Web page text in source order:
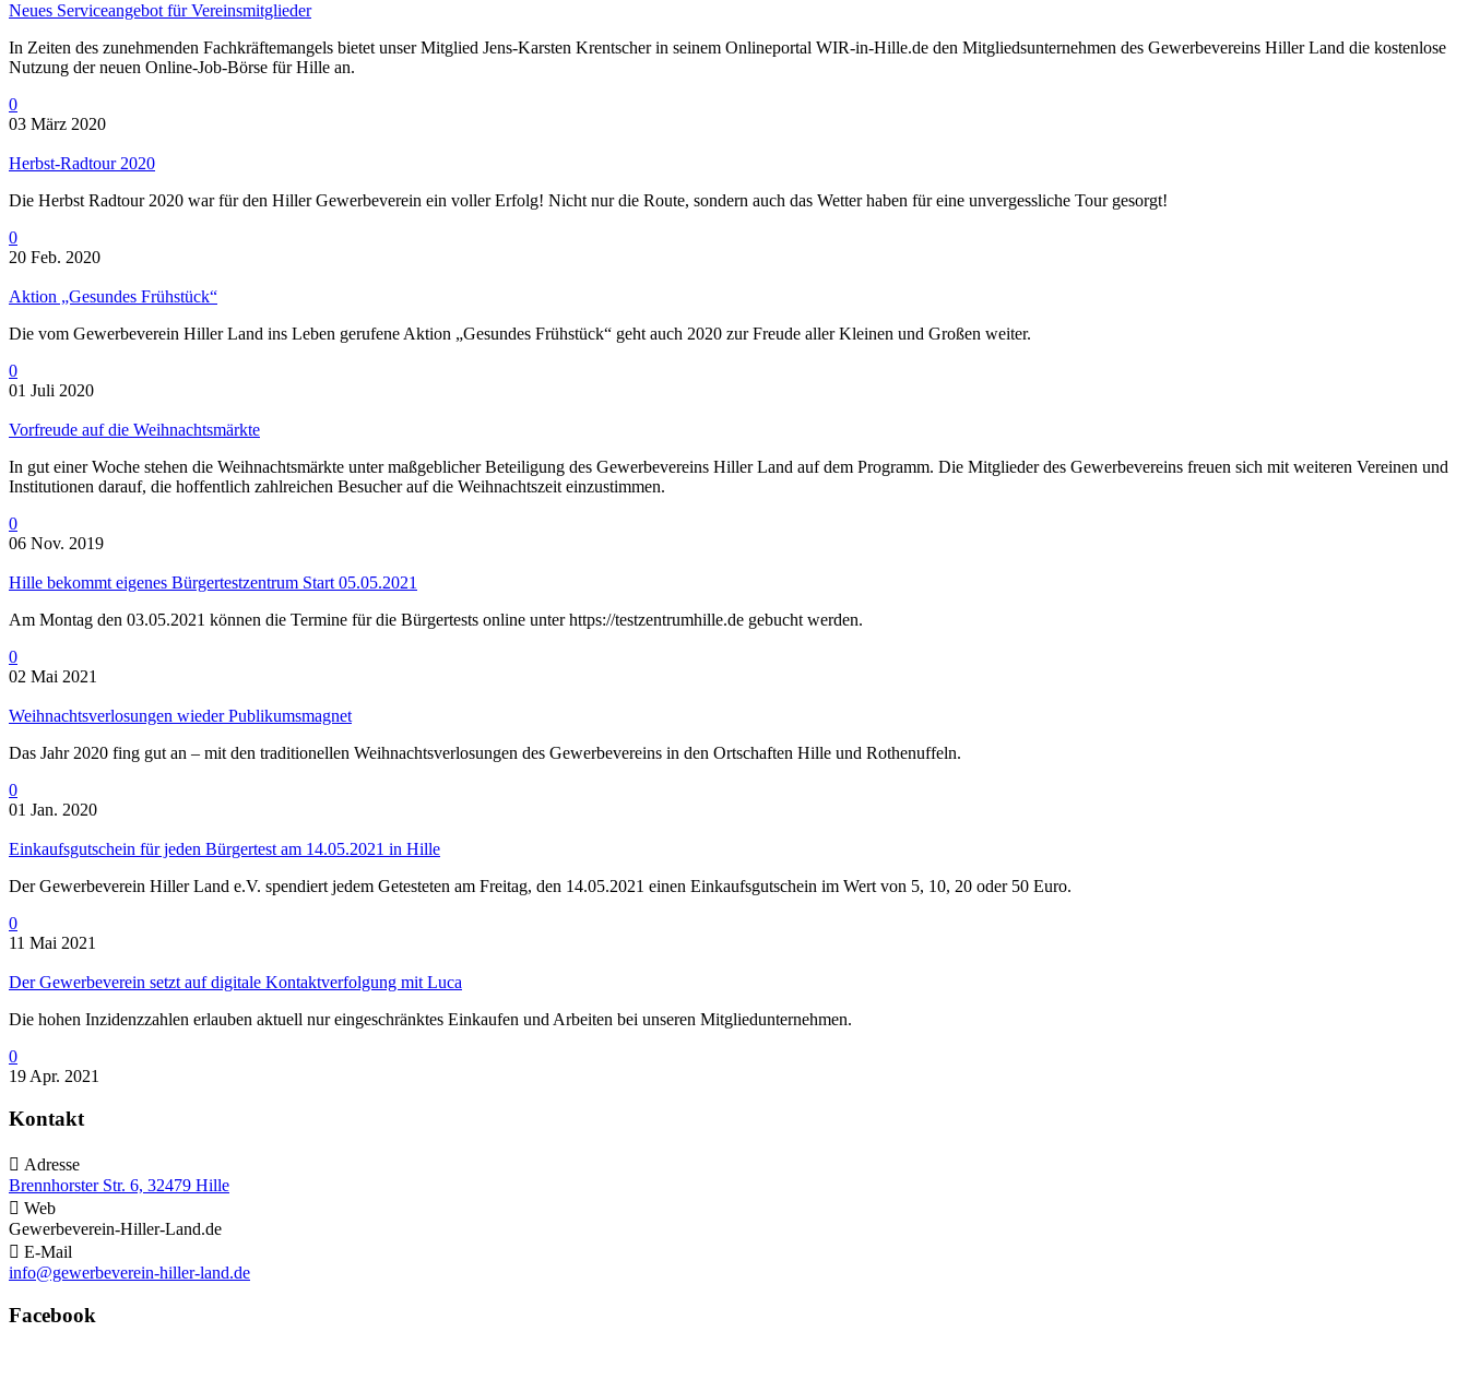
Neues Serviceangebot für Vereinsmitglieder
In Zeiten des zunehmenden Fachkräftemangels bietet unser Mitglied Jens-Karsten Krentscher in seinem Onlineportal WIR-in-Hille.de den Mitgliedsunternehmen des Gewerbevereins Hiller Land die kostenlose
Nutzung der neuen Online-Job-Börse für Hille an.
0
03 März 2020
Herbst-Radtour 2020
Die Herbst Radtour 2020 war für den Hiller Gewerbeverein ein voller Erfolg! Nicht nur die Route, sondern auch das Wetter haben für eine unvergessliche Tour gesorgt!
0
20 Feb. 2020
Aktion „Gesundes Frühstück“
Die vom Gewerbeverein Hiller Land ins Leben gerufene Aktion „Gesundes Frühstück“ geht auch 2020 zur Freude aller Kleinen und Großen weiter.
0
01 Juli 2020
Vorfreude auf die Weihnachtsmärkte
In gut einer Woche stehen die Weihnachtsmärkte unter maßgeblicher Beteiligung des Gewerbevereins Hiller Land auf dem Programm. Die Mitglieder des Gewerbevereins freuen sich mit weiteren Vereinen und
Institutionen darauf, die hoffentlich zahlreichen Besucher auf die Weihnachtszeit einzustimmen.
0
06 Nov. 2019
Hille bekommt eigenes Bürgertestzentrum Start 05.05.2021
Am Montag den 03.05.2021 können die Termine für die Bürgertests online unter https://testzentrumhille.de gebucht werden.
0
02 Mai 2021
Weihnachts­verlosungen wieder Publikumsmagnet
Das Jahr 2020 fing gut an – mit den traditionellen Weihnachtsverlosungen des Gewerbevereins in den Ortschaften Hille und Rothenuffeln.
0
01 Jan. 2020
Einkaufsgutschein für jeden Bürgertest am 14.05.2021 in Hille
Der Gewerbeverein Hiller Land e.V. spendiert jedem Getesteten am Freitag, den 14.05.2021 einen Einkaufsgutschein im Wert von 5, 10, 20 oder 50 Euro.
0
11 Mai 2021
Der Gewerbeverein setzt auf digitale Kontaktverfolgung mit Luca
Die hohen Inzidenzzahlen erlauben aktuell nur eingeschränktes Einkaufen und Arbeiten bei unseren Mitgliedunternehmen.
0
19 Apr. 2021
Kontakt
 Adresse
Brennhorster Str. 6, 32479 Hille
 Web
Gewerbeverein-Hiller-Land.de
 E-Mail
info@gewerbeverein-hiller-land.de
Facebook